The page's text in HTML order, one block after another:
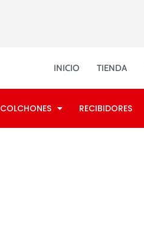
INICIO TIENDA
COLCHONES RECIBIDORES